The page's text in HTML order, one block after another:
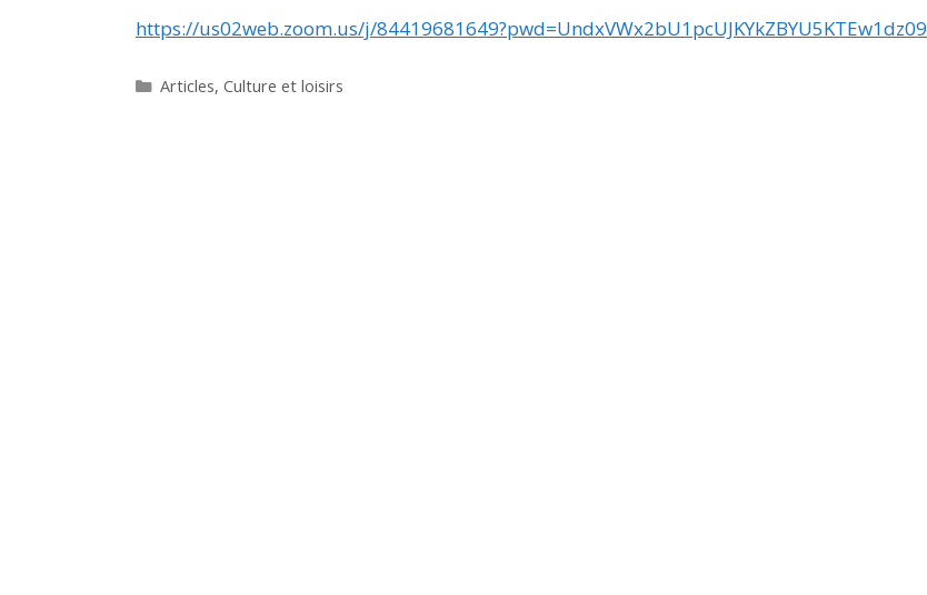
https://us02web.zoom.us/j/84419681649?pwd=UndxVWx2bU1pcUJKYkZBYU5KTEw1dz09
Catégories
Articles, Culture et loisirs